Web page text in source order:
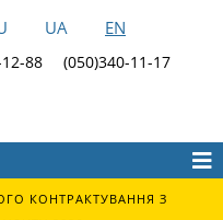
UA EN
88 (050)340-11-17
КОНТРАКТУВАННЯ З